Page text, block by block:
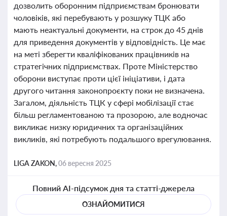
дозволить оборонним підприємствам бронювати
чоловіків, які перебувають у розшуку ТЦК або
мають неактуальні документи, на строк до 45 днів
для приведення документів у відповідність. Це має
на меті зберегти кваліфікованих працівників на
стратегічних підприємствах. Проте Міністерство
оборони виступає проти цієї ініціативи, і дата
другого читання законопроєкту поки не визначена.
Загалом, діяльність ТЦК у сфері мобілізації стає
більш регламентованою та прозорою, але водночас
викликає низку юридичних та організаційних
викликів, які потребують подальшого врегулювання.
LIGA ZAKON,06 вересня 2025
Повний AI-підсумок дня та статті-джерела
ОЗНАЙОМИТИСЯ